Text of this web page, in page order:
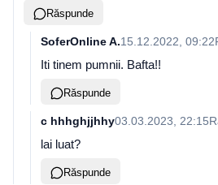
Răspunde
SoferOnline A.15.12.2022, 09:22
Iti tinem pumnii. Bafta!!
Răspunde
c hhhghjjhhy03.03.2023, 22:15
lai luat?
Răspunde